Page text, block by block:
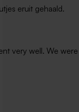
eruit gehaald.
very well. We